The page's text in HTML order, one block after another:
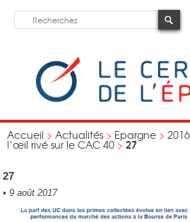
Accueil > Actualités > Epargne > 2016
l’œil rivé sur le CAC 40 > 27
27
• 9 août 2017